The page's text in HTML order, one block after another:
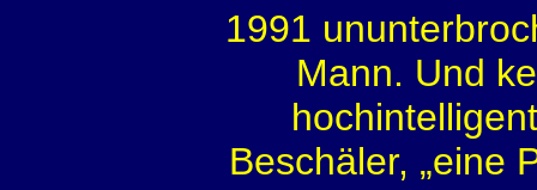
1991
Mann. Und
Beschäler, „eine